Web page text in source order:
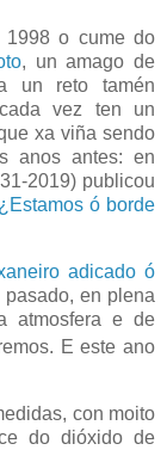
o cume do
, un amago de
un reto tamén
vez ten un
xa viña sendo
anos antes: en
2019) publicou
ó borde
adicado ó
en plena
atmosfera e de
E este ano
con moito
do dióxido de